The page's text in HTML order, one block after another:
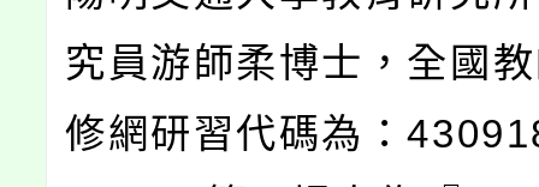
究員游師柔博士，全國
修網研習代碼為：